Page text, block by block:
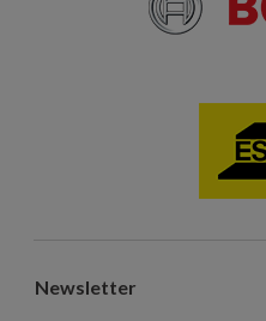
Newsletter